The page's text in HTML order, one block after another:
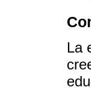
La